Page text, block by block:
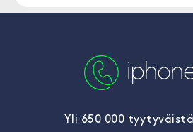
Yli 650 000